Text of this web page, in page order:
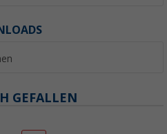
GEFALLEN